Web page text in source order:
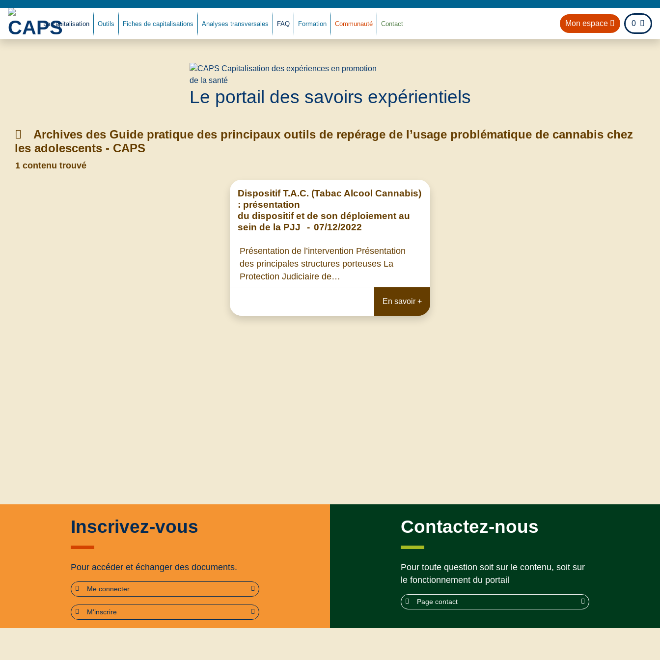
La capitalisation Outils Fiches de capitalisations Analyses transversales FAQ Formation Communauté Contact Mon espace 0
fichier
Le portail des savoirs expérientiels
Archives des Guide pratique des principaux outils de repérage de l’usage problématique de cannabis chez
les adolescents - CAPS
1 contenu trouvé
Dispositif T.A.C. (Tabac Alcool Cannabis)
: présentation
du dispositif et de son déploiement au
sein de la PJJ
- 07/12/2022
Présentation de l’intervention Présentation
des principales structures porteuses La
Protection Judiciaire de…
En savoir +
Inscrivez-vous
Pour accéder et échanger des documents.
Me connecter
M'inscrire
Contactez-nous
Pour toute question soit sur le contenu, soit sur
le fonctionnement du portail
Page contact